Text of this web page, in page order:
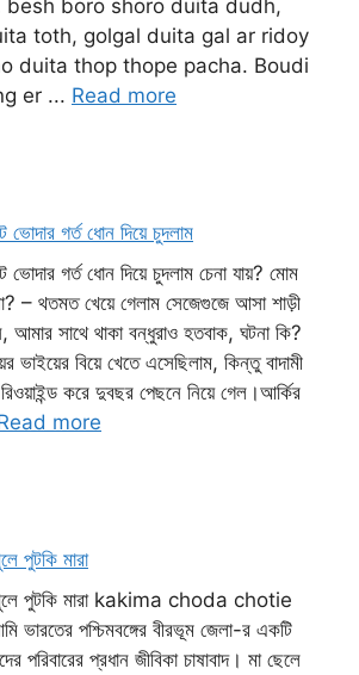
besh boro shoro duita dudh,
toth, golgal duita gal ar ridoy
duita thop thope pacha. Boudi
er ... Read more
ভোদার গর্ত ধোন দিয়ে চুদলাম
ভোদার গর্ত ধোন দিয়ে চুদলাম চেনা যায়? মোম
– থতমত খেয়ে গেলাম সেজেগুজে আসা শাড়ী
আমার সাথে থাকা বন্ধুরাও হতবাক, ঘটনা কি?
ভাইয়ের বিয়ে খেতে এসেছিলাম, কিন্তু বাদামী
করে দুবছর পেছনে নিয়ে গেল।আর্কির
more
পুটকি মারা
খুলে পুটকি মারা kakima choda chotie
ভারতের পশ্চিমবঙ্গের বীরভূম জেলা-র একটি
পরিবারের প্রধান জীবিকা চাষাবাদ। মা ছেলে